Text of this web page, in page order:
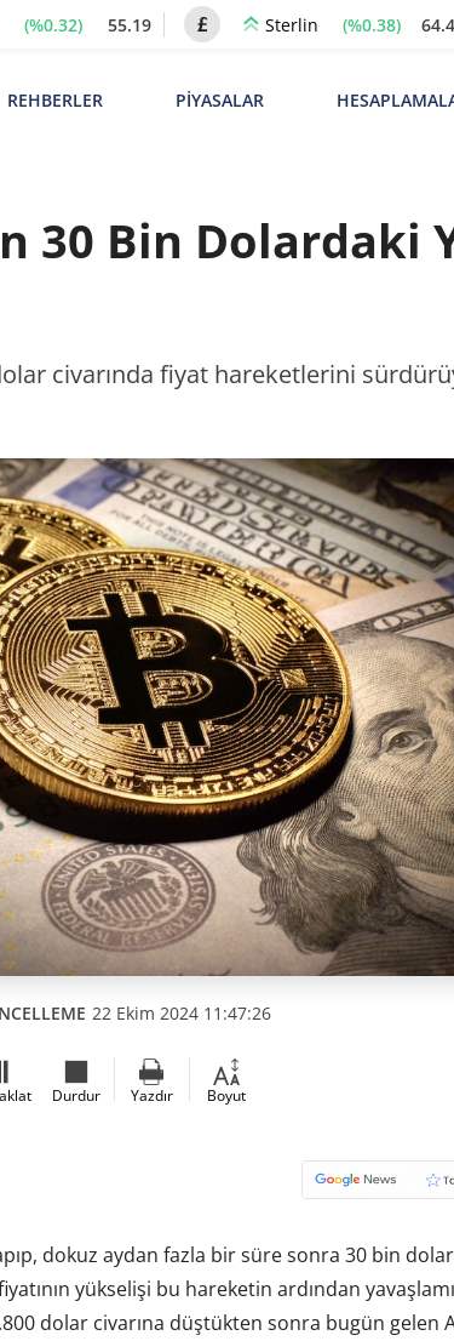
(%0.32) 55.19 Sterlin (%0.38)
REHBERLER PİYASALAR
30 Bin Dolardaki
civarında fiyat hareketlerini
22 Ekim 2024 11:47:26
Durdur Yazdır Boyut
dokuz aydan fazla bir süre sonra 30 bin dolar
yükselişi bu hareketin ardından
dolar civarına düştükten sonra bugün gelen